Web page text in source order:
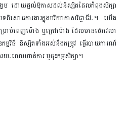
គម ដោយផ្តល់ឱកាសដល់និស្សិតដែលកំពុងសិក្សា
សោធការងារក្នុងបរិយាកាសវិជ្ជាជីវៈ។ យើង
រាប់ពេញម៉ោង ឬក្រៅម៉ោង ដែលមានថេរវេលា
វិធី និស្សិតទាំងអស់នឹងតម្រូវ ធ្វើរបាយការណ៍
យៈពេលហាត់ការ ឬចុះកម្មសិក្សា។